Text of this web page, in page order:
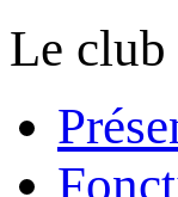
Le club